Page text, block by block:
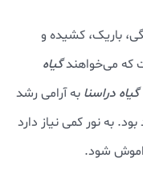
باریک، کشیده و
که می‌خواهندگیاه
گیاه دراسنا به آرامی رشد
به نور کمی نیاز دارد
شود.